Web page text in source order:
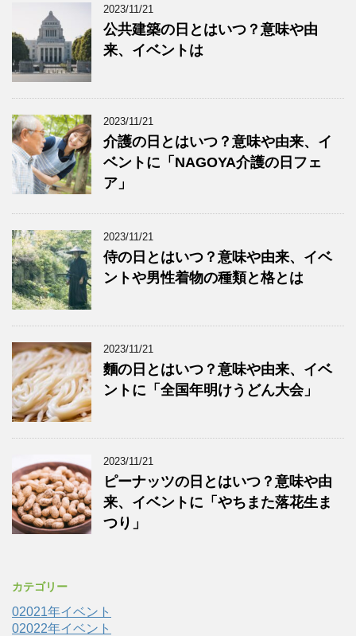
2023/11/21
公共建築の日とはいつ？意味や由
来、イベントは
2023/11/21
介護の日とはいつ？意味や由来、イ
ベントに「NAGOYA介護の日フェ
ア」
2023/11/21
侍の日とはいつ？意味や由来、イベ
ントや男性着物の種類と格とは
2023/11/21
麵の日とはいつ？意味や由来、イベ
ントに「全国年明けうどん大会」
2023/11/21
ピーナッツの日とはいつ？意味や由
来、イベントに「やちまた落花生ま
つり」
カテゴリー
02021年イベント
02022年イベント